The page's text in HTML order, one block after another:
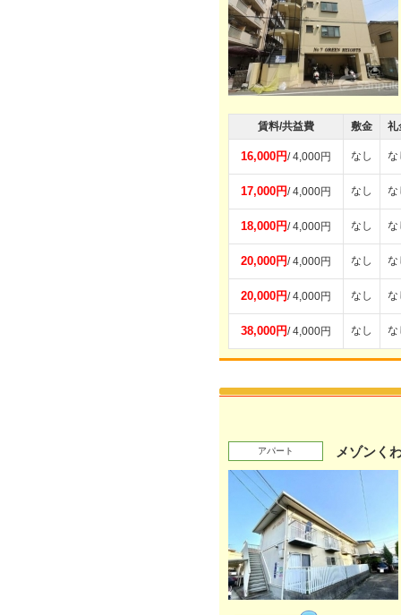
賃料/共益費 敷金 礼
16,000円/ 4,000円 なし な
17,000円/ 4,000円 なし な
18,000円/ 4,000円 なし な
20,000円/ 4,000円 なし な
20,000円/ 4,000円 なし な
38,000円/ 4,000円 なし な
アパート メゾンく